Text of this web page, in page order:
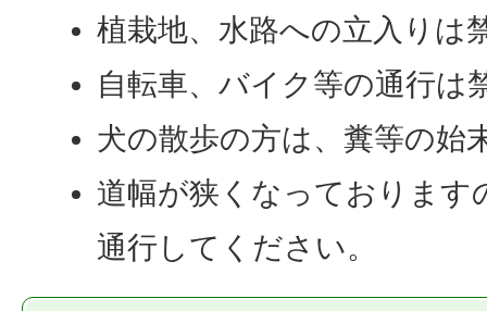
植栽地、水路への立入りは
自転車、バイク等の通行は
犬の散歩の方は、糞等の始
道幅が狭くなっております
通行してください。